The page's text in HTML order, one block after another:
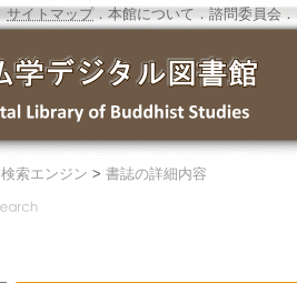
サイトマップ．本館について ． 諮問委員会 ．
検索エンジン > 書誌の詳細内容